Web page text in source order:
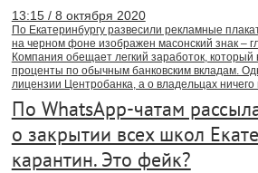
13:15 / 8 октября 2020
По Екатеринбургу развесили рекламные
на черном фоне изображен масонский знак –
Компания обещает легкий заработок,
проценты по обычным банковским вкладам.
лицензии Центробанка, а о владельцах ничего
По WhatsApp-чатам
о закрытии всех школ
карантин. Это фейк?